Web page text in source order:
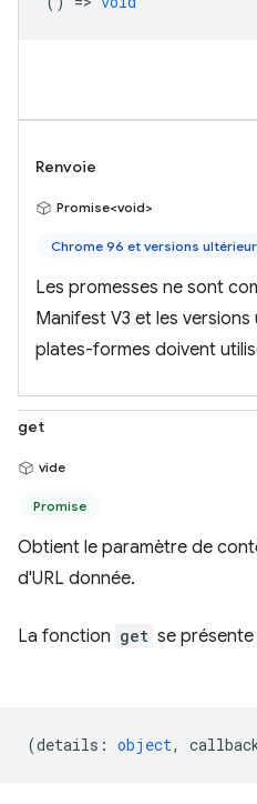
Renvoie
Promise<void>
Chrome 96 et versions
Les promesses ne sont
Manifest V3 et les
plates-formes doivent
get
vide
Promise
Obtient le paramètre de
d'URL donnée.
La fonction get se
(details : object,